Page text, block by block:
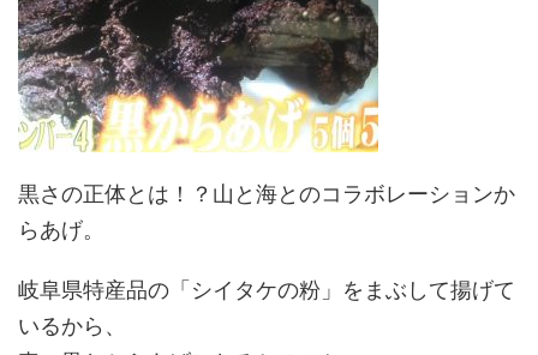
黒さの正体とは！？山と海とのコラボレーションか
らあげ。
岐阜県特産品の「シイタケの粉」をまぶして揚げて
いるから、